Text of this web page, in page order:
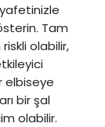
Tam
olabilir,
elbiseye
bir şal
olabilir.